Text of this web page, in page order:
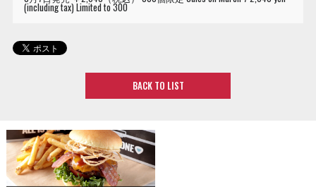
(including tax) Limited to 300
BACK TO LIST